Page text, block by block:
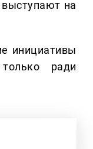
на
инициативы
ради